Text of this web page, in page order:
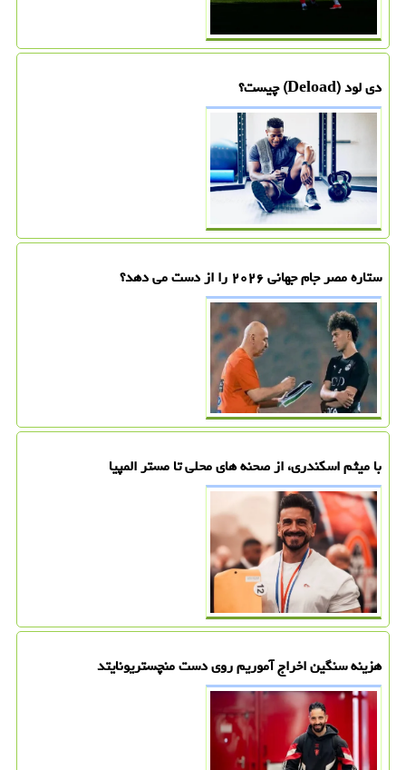
دی لود (Deload) چیست؟
ستاره مصر جام جهانی ۲۰۲۶ را از دست می دهد؟
با میثم اسکندری، از صحنه های محلی تا مستر المپیا
هزینه سنگین اخراج آموریم روی دست منچستریونایتد